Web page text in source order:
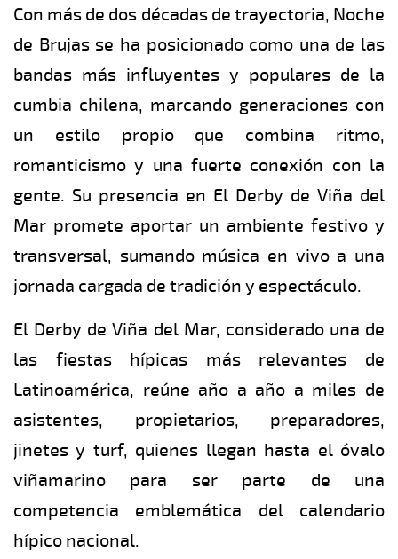
Con más de dos décadas de trayectoria, Noche
de Brujas se ha posicionado como una de las
bandas más influyentes y populares de la
cumbia chilena, marcando generaciones con
un estilo propio que combina ritmo,
romanticismo y una fuerte conexión con la
gente. Su presencia en El Derby de Viña del
Mar promete aportar un ambiente festivo y
transversal, sumando música en vivo a una
jornada cargada de tradición y espectáculo.
El Derby de Viña del Mar, considerado una de
las fiestas hípicas más relevantes de
Latinoamérica, reúne año a año a miles de
asistentes, propietarios, preparadores,
jinetes y turf, quienes llegan hasta el óvalo
viñamarino para ser parte de una
competencia emblemática del calendario
hípico nacional.